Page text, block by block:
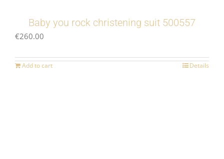
Baby you rock christening suit 500557
€260.00
Add to cart Details